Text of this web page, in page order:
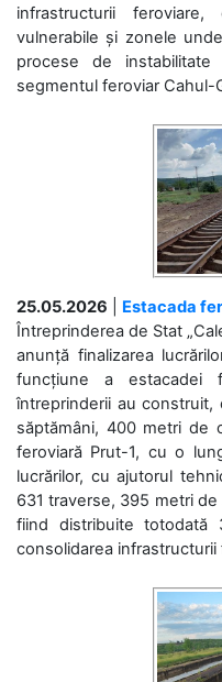
infrastructurii
vulnerabile și zonele
procese de
segmentul feroviar Cahul-
25.05.2026
Estacada
Întreprinderea de Stat
anunță finalizarea
funcțiune a estacadei
întreprinderii au
săptămâni, 400 metri de
feroviară Prut-1, cu o
lucrărilor, cu ajutorul
631 traverse, 395 metri
fiind distribuite
consolidarea infrastructurii